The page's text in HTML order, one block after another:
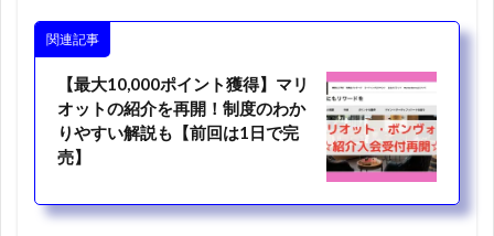
関連記事
【最大10,000ポイント獲得】マリ
オットの紹介を再開！制度のわか
りやすい解説も【前回は1日で完
売】